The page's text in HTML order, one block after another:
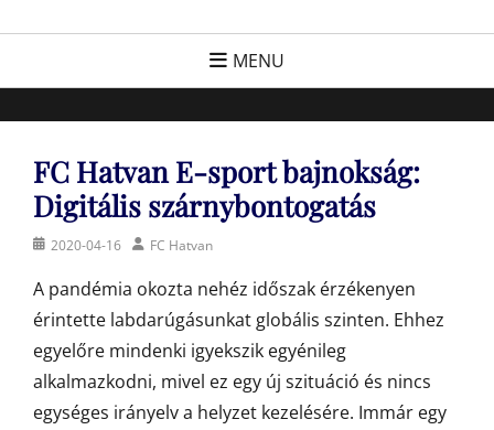
FC Hatvan
Egyesület a hatvani labdarúgásért, sportért!
MENU
FC Hatvan E-sport bajnokság:
Digitális szárnybontogatás
Posted2020-04-16 AuthorFC Hatvan
A pandémia okozta nehéz időszak érzékenyen
érintette labdarúgásunkat globális szinten. Ehhez
egyelőre mindenki igyekszik egyénileg
alkalmazkodni, mivel ez egy új szituáció és nincs
egységes irányelv a helyzet kezelésére. Immár egy